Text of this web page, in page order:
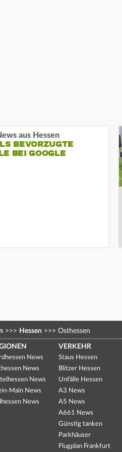
aus Hessen
BEVORZUGTE
BEI GOOGLE
>>> Hessen >>> Osthessen
News
News
News
Main News
News
VERKEHR
Staus Hessen
Blitzer Hessen
Unfälle Hessen
A3 News
A5 News
A661 News
Günstig tanken
Parkhäuser
Flugplan Frankfurt